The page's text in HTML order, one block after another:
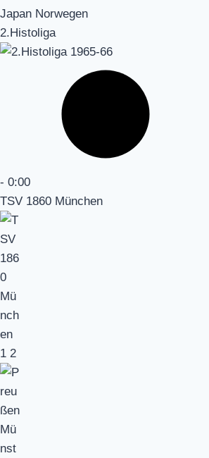
Japan Norwegen
2.Histoliga
- 0:00
TSV 1860 München
1 2